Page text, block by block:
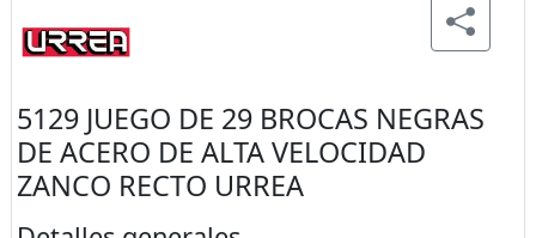
5129 JUEGO DE 29 BROCAS NEGRAS
DE ACERO DE ALTA VELOCIDAD
ZANCO RECTO URREA